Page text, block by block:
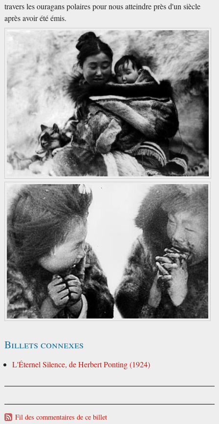
travers les ouragans polaires pour nous atteindre près d'un siècle
après avoir été émis.
Billets connexes
L'Éternel Silence, de Herbert Ponting (1924)
Fil des commentaires de ce billet